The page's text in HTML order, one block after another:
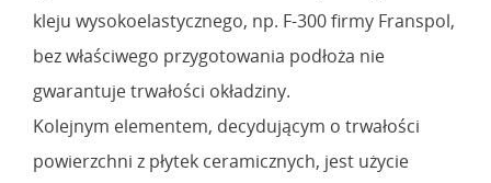
kleju wysokoelastycznego, np. F-300 firmy Franspol,
bez właściwego przygotowania podłoża nie
gwarantuje trwałości okładziny.
Kolejnym elementem, decydującym o trwałości
powierzchni z płytek ceramicznych, jest użycie